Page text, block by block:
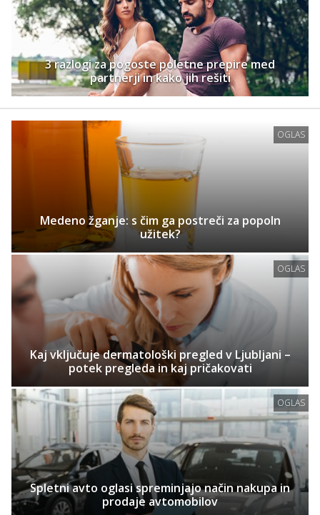
3 razlogi za pogoste poletne prepire med
partnerji in kako jih rešiti
OGLAS
Medeno žganje: s čim ga postreči za popoln
užitek?
OGLAS
Kaj vključuje dermatološki pregled v Ljubljani –
potek pregleda in kaj pričakovati
OGLAS
Spletni avto oglasi spreminjajo način nakupa in
prodaje avtomobilov